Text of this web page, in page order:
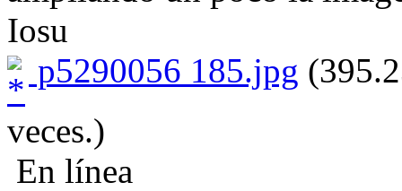
Iosu
p5290056 185.jpg
veces.)
En línea